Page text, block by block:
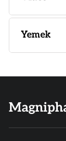
Yemek